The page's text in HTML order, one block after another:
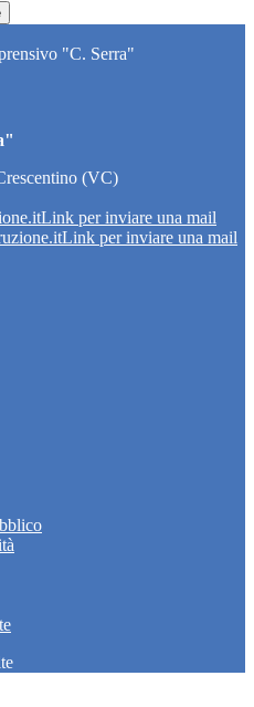
"C. Serra"
(VC)
Link per inviare una mail
Link per inviare una mail